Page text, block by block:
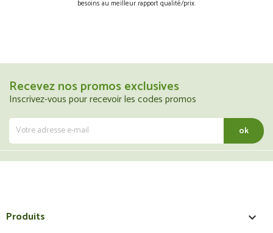
besoins au meilleur rapport qualité/prix.
Recevez nos promos exclusives
Inscrivez-vous pour recevoir les codes promos
Produits 